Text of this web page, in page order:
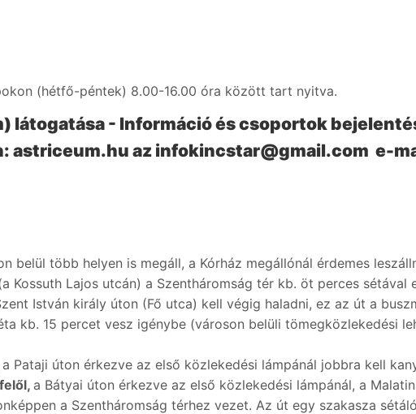
(hétfő-péntek) 8.00-16.00 óra között tart nyitva.
látogatása - Információ és csoportok
astriceum.hu az infokincstar@gmail.com e-
belül több helyen is megáll, a Kórház megállónál érdemes
Kossuth Lajos utcán) a Szentháromság tér kb. öt perces sétával
István király úton (Fő utca) kell végig haladni, ez az út a
kb. 15 percet vesz igénybe (városon belüli tömegközlekedési
a Pataji úton érkezve az első közlekedési lámpánál jobbra kell
a Bátyai úton érkezve az első közlekedési lámpánál, a
a Szentháromság térhez vezet. Az út egy szakasza